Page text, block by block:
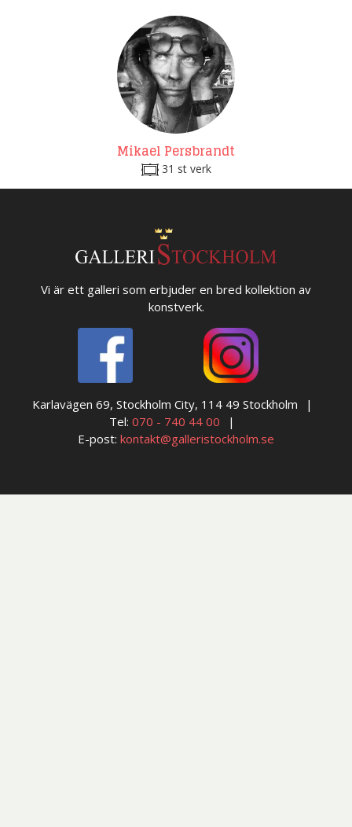
Mikael Persbrandt
31 st verk
Vi är ett galleri som erbjuder en bred kollektion av
konstverk.
Karlavägen 69, Stockholm City, 114 49 Stockholm
Tel: 070 - 740 44 00
E-post: kontakt@galleristockholm.se